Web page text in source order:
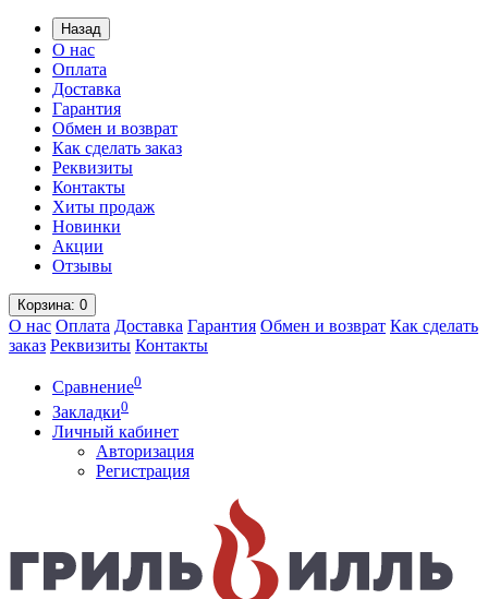
Назад
О нас
Оплата
Доставка
Гарантия
Обмен и возврат
Как сделать заказ
Реквизиты
Контакты
Хиты продаж
Новинки
Акции
Отзывы
Корзина: 0
О нас Оплата Доставка Гарантия Обмен и возврат Как сделать
заказ Реквизиты Контакты
Сравнение0
Закладки0
Личный кабинет
Авторизация
Регистрация